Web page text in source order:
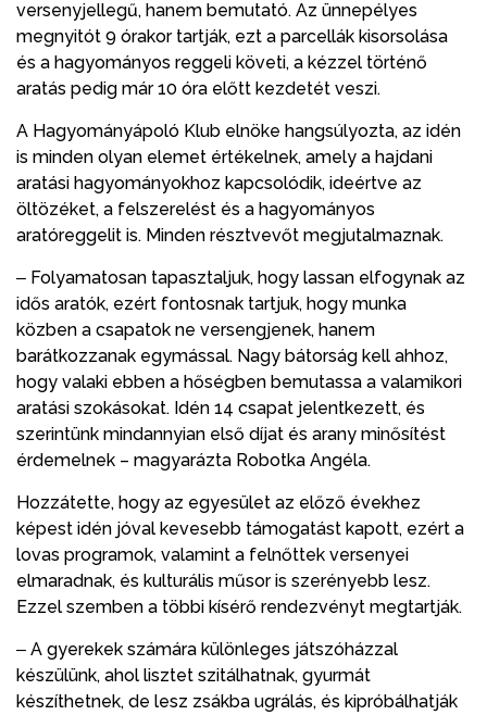
versenyjellegű, hanem bemutató. Az ünnepélyes
megnyitót 9 órakor tartják, ezt a parcellák kisorsolása
és a hagyományos reggeli követi, a kézzel történő
aratás pedig már 10 óra előtt kezdetét veszi.
A Hagyományápoló Klub elnöke hangsúlyozta, az idén
is minden olyan elemet értékelnek, amely a hajdani
aratási hagyományokhoz kapcsolódik, ideértve az
öltözéket, a felszerelést és a hagyományos
aratóreggelit is. Minden résztvevőt megjutalmaznak.
‒ Folyamatosan tapasztaljuk, hogy lassan elfogynak az
idős aratók, ezért fontosnak tartjuk, hogy munka
közben a csapatok ne versengjenek, hanem
barátkozzanak egymással. Nagy bátorság kell ahhoz,
hogy valaki ebben a hőségben bemutassa a valamikori
aratási szokásokat. Idén 14 csapat jelentkezett, és
szerintünk mindannyian első díjat és arany minősítést
érdemelnek – magyarázta Robotka Angéla.
Hozzátette, hogy az egyesület az előző évekhez
képest idén jóval kevesebb támogatást kapott, ezért a
lovas programok, valamint a felnőttek versenyei
elmaradnak, és kulturális műsor is szerényebb lesz.
Ezzel szemben a többi kísérő rendezvényt megtartják.
‒ A gyerekek számára különleges játszóházzal
készülünk, ahol lisztet szitálhatnak, gyurmát
készíthetnek, de lesz zsákba ugrálás, és kipróbálhatják